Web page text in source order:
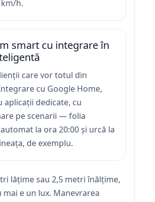
h.
smart cu integrare în
care vor totul din
cu Google Home,
aplicații dedicate, cu
pe scenarii — folia
la ora 20:00 și urcă la
de exemplu.
lățime sau 2,5 metri înălțime,
e un lux. Manevrarea